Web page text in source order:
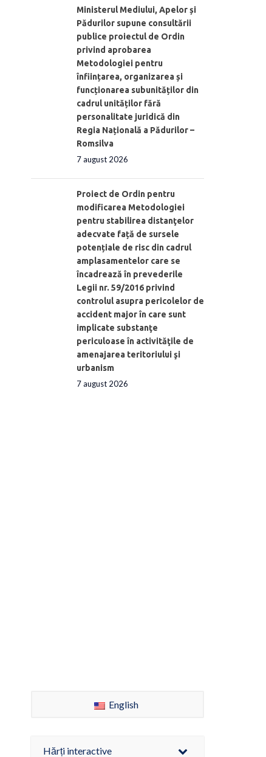
Ministerul Mediului, Apelor și
Pădurilor supune consultării
publice proiectul de Ordin
privind aprobarea
Metodologiei pentru
înființarea, organizarea și
funcționarea subunităților din
cadrul unităților fără
personalitate juridică din
Regia Națională a Pădurilor –
Romsilva
7 august 2026
Proiect de Ordin pentru
modificarea Metodologiei
pentru stabilirea distanţelor
adecvate față de sursele
potențiale de risc din cadrul
amplasamentelor care se
încadrează în prevederile
Legii nr. 59/2016 privind
controlul asupra pericolelor de
accident major în care sunt
implicate substanţe
periculoase în activităţile de
amenajarea teritoriului şi
urbanism
7 august 2026
English
Hărți interactive